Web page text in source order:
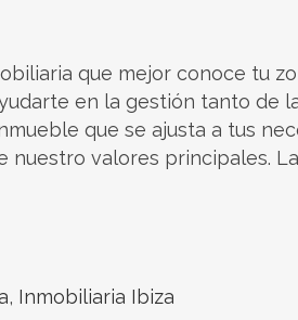
que mejor conoce
en la gestión tanto de
que se ajusta a tus
valores principales.
, Inmobiliaria Ibiza